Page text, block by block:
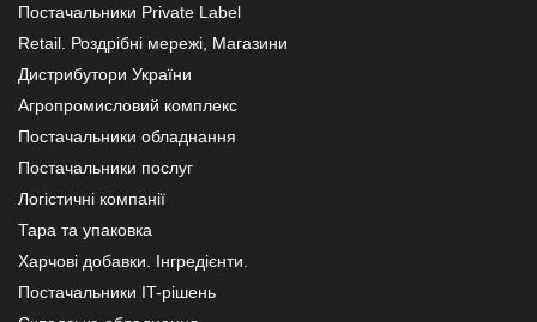
Постачальники Private Label
Retail. Роздрібні мережі, Магазини
Дистрибутори України
Агропромисловий комплекс
Постачальники обладнання
Постачальники послуг
Логістичні компанії
Тара та упаковка
Харчові добавки. Інгредієнти.
Постачальники IT-рішень